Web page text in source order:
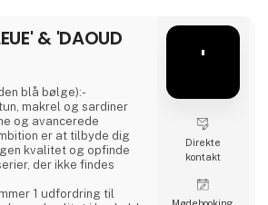
& 'DAOUD
blå bølge):-
makrel og sardiner
og avancerede
er at tilbyde dig
kvalitet og opfinde
der ikke findes
1 udfordring til
'
Direkte
kontakt